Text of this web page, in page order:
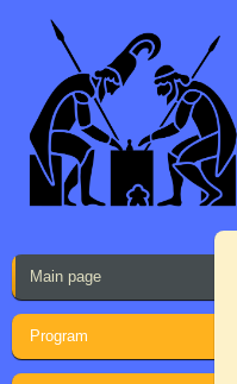
Main page
Program